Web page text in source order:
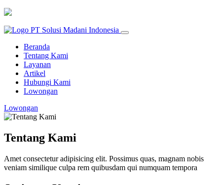
Beranda
Tentang Kami
Layanan
Artikel
Hubungi Kami
Lowongan
Lowongan
Tentang Kami
Amet consectetur adipisicing elit. Possimus quas, magnam nobis
veniam similique culpa rem quibusdam qui numquam tempora